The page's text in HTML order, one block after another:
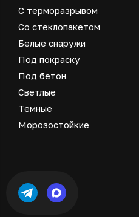
С терморазрывом
Со стеклопакетом
Белые снаружи
Под покраску
Под бетон
Светлые
Темные
Морозостойкие